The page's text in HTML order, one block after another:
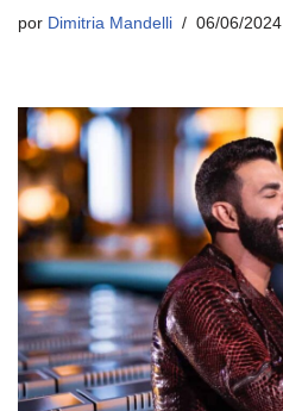
por Dimitria Mandelli 06/06/2024